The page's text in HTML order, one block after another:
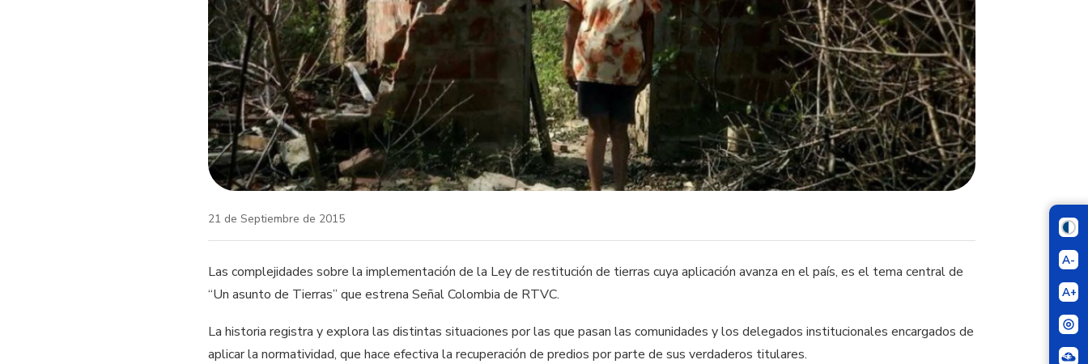
A-
A+
21 de Septiembre de 2015
Las complejidades sobre la implementación de la Ley de restitución de tierras cuya aplicación avanza en el país, es el tema central de
“Un asunto de Tierras” que estrena Señal Colombia de RTVC.
La historia registra y explora las distintas situaciones por las que pasan las comunidades y los delegados institucionales encargados de
aplicar la normatividad, que hace efectiva la recuperación de predios por parte de sus verdaderos titulares.